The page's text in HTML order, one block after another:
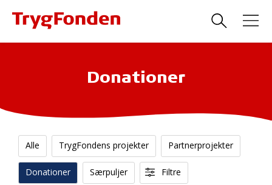
Donationer
Alle TrygFondens projekter Partnerprojekter
Donationer Særpuljer Filtre